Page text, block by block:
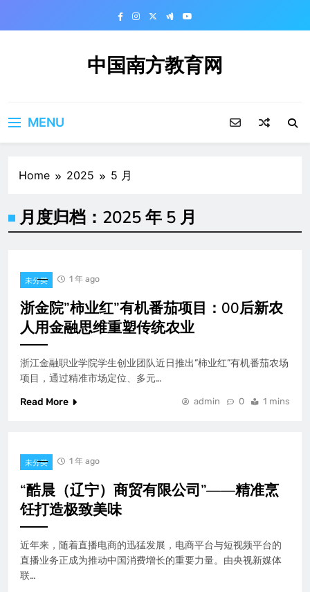
中国南方教育网
MENU
Home 2025 5 月
月度归档： 2025 年 5 月
未分类 1 年 ago
浙金院”柿业红”有机番茄项目：00后新农
人用金融思维重塑传统农业
浙江金融职业学院学生创业团队近日推出”柿业红”有机番茄农场
项目，通过精准市场定位、多元…
Read More
admin 0 1 mins
未分类 1 年 ago
“酷晨（辽宁）商贸有限公司”——精准烹
饪打造极致美味
近年来，随着直播电商的迅猛发展，电商平台与短视频平台的
直播业务正成为推动中国消费增长的重要力量。由央视新媒体
联…